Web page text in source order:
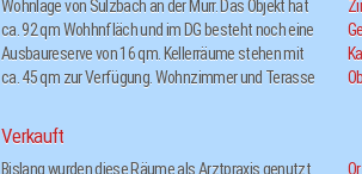
Wohnlage von Sulzbach an der Murr. Das Objekt hat
ca. 92 qm Wohhnfläch und im DG besteht noch eine
Ausbaureserve von 16 qm. Kellerräume stehen mit
ca. 45 qm zur Verfügung. Wohnzimmer und Terasse
Garten befindet sich ein Gartenhaus und ein
Gewäschshaus.
Verkauft
Bislang wurden diese Räume als Arztpraxis genutzt